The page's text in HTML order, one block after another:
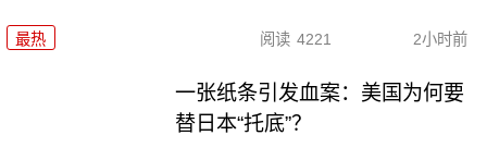
最热 阅读 4221 2小时前
一张纸条引发血案：美国为何要
替日本“托底”？